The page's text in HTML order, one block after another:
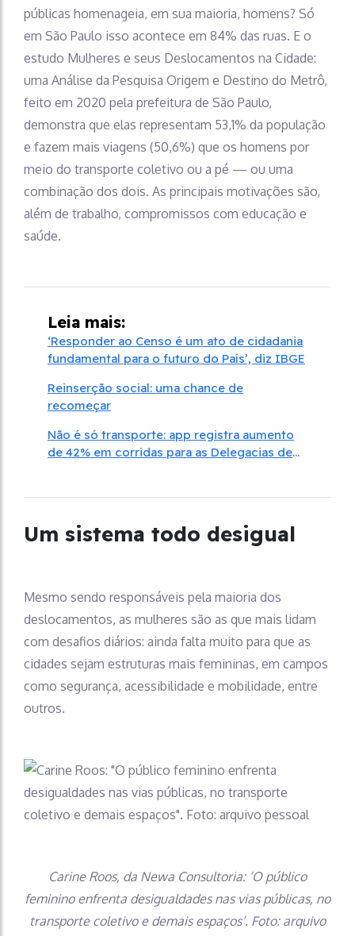
públicas homenageia, em sua maioria, homens? Só
em São Paulo isso acontece em 84% das ruas. E o
estudo Mulheres e seus Deslocamentos na Cidade:
uma Análise da Pesquisa Origem e Destino do Metrô,
feito em 2020 pela prefeitura de São Paulo,
demonstra que elas representam 53,1% da população
e fazem mais viagens (50,6%) que os homens por
meio do transporte coletivo ou a pé — ou uma
combinação dos dois. As principais motivações são,
além de trabalho, compromissos com educação e
saúde.
Leia mais:
‘Responder ao Censo é um ato de cidadania
fundamental para o futuro do País’, diz IBGE
Reinserção social: uma chance de
recomeçar
Não é só transporte: app registra aumento
de 42% em corridas para as Delegacias de
Um sistema todo desigual
Mesmo sendo responsáveis pela maioria dos
deslocamentos, as mulheres são as que mais lidam
com desafios diários: ainda falta muito para que as
cidades sejam estruturas mais femininas, em campos
como segurança, acessibilidade e mobilidade, entre
outros.
Carine Roos, da Newa Consultoria: ‘O público
feminino enfrenta desigualdades nas vias públicas, no
transporte coletivo e demais espaços’. Foto: arquivo